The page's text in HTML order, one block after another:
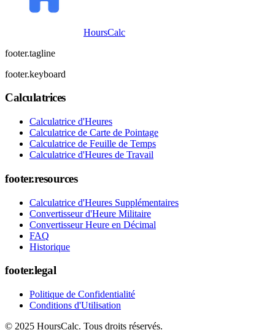
HoursCalc
footer.tagline
footer.keyboard
Calculatrices
Calculatrice d'Heures
Calculatrice de Carte de Pointage
Calculatrice de Feuille de Temps
Calculatrice d'Heures de Travail
footer.resources
Calculatrice d'Heures Supplémentaires
Convertisseur d'Heure Militaire
Convertisseur Heure en Décimal
FAQ
Historique
footer.legal
Politique de Confidentialité
Conditions d'Utilisation
© 2025 HoursCalc. Tous droits réservés.